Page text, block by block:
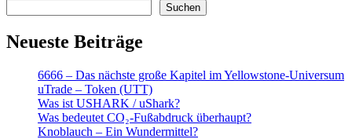
Suchen
Neueste Beiträge
6666 – Das nächste große Kapitel im Yellowstone-Universum
uTrade – Token (UTT)
Was ist USHARK / uShark?
Was bedeutet CO₂-Fußabdruck überhaupt?
Knoblauch – Ein Wundermittel?